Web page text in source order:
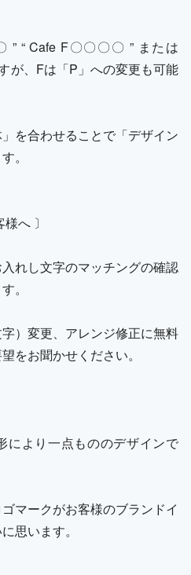
” “ Cafe F〇〇〇〇 ” または
が、Fは「P」への変更も可能
を合わせることで「デザイン
。
へ 〕
れし文字のマッチングの確認
。
）変更、アレンジ修正に無料
をお聞かせください。
により一点もののデザインで
マークがお客様のブランドイ
思います。